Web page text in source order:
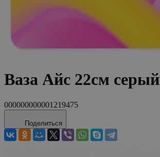
Ваза Айс 22см серый
000000000001219475
Поделиться